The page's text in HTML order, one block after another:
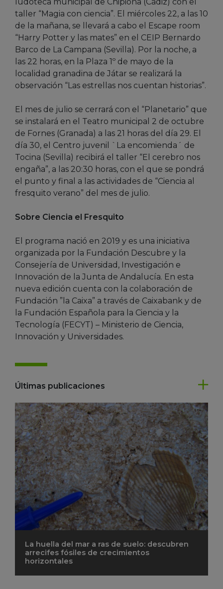
taller “Magia con ciencia”. El miércoles 22, a las 10
de la mañana, se llevará a cabo el Escape room
“Harry Potter y las mates” en el CEIP Bernardo
Barco de La Campana (Sevilla). Por la noche, a
las 22 horas, en la Plaza 1º de mayo de la
localidad granadina de Játar se realizará la
observación “Las estrellas nos cuentan historias”.
El mes de julio se cerrará con el “Planetario” que
se instalará en el Teatro municipal 2 de octubre
de Fornes (Granada) a las 21 horas del día 29. El
día 30, el Centro juvenil `La encomienda´ de
Tocina (Sevilla) recibirá el taller “El cerebro nos
engaña”, a las 20:30 horas, con el que se pondrá
el punto y final a las actividades de “Ciencia al
fresquito verano” del mes de julio.
Sobre Ciencia el Fresquito
El programa nació en 2019 y es una iniciativa
organizada por la Fundación Descubre y la
Consejería de Universidad, Investigación e
Innovación de la Junta de Andalucía. En esta
nueva edición cuenta con la colaboración de
Fundación ”la Caixa” a través de Caixabank y de
la Fundación Española para la Ciencia y la
Tecnología (FECYT) – Ministerio de Ciencia,
Innovación y Universidades.
Últimas publicaciones
La huella del mar a ras de suelo: descubren
arrecifes fósiles de crecimientos
horizontales